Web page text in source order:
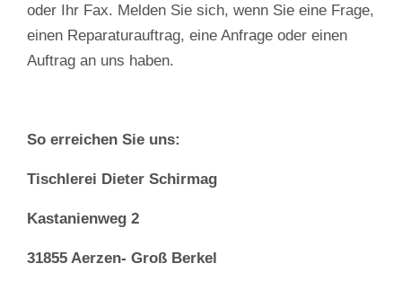
oder Ihr Fax. Melden Sie sich, wenn Sie eine Frage,
einen Reparaturauftrag, eine Anfrage oder einen
Auftrag an uns haben.
So erreichen Sie uns:
Tischlerei Dieter Schirmag
Kastanienweg 2
31855 Aerzen- Groß Berkel